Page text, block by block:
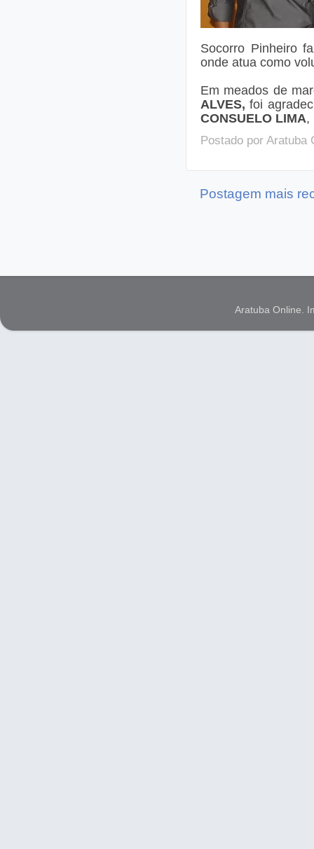
Socorro Pinheiro
onde atua como
Em meados de
ALVES, foi
CONSUELO LIMA,
Postado por Aratuba
Postagem mais
Aratuba Online.